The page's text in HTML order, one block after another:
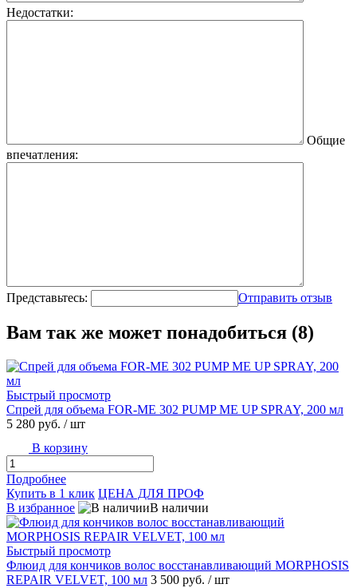
Недостатки:
Общие
впечатления:
Представьтесь: Отправить отзыв
Вам так же может понадобиться (8)
Быстрый просмотр
Спрей для объема FOR-ME 302 PUMP ME UP SPRAY, 200 мл
5 280 руб. / шт
В корзину
Подробнее
Купить в 1 клик ЦЕНА ДЛЯ ПРОФ
В избранное
В наличии
Быстрый просмотр
Флюид для кончиков волос восстанавливающий MORPHOSIS
REPAIR VELVET, 100 мл 3 500 руб. / шт